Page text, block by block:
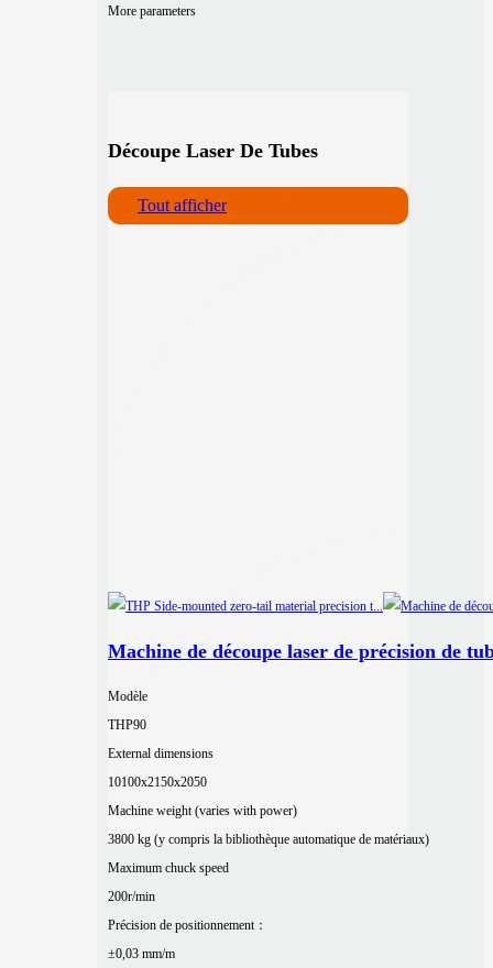
More parameters
Découpe Laser De Tubes
Tout afficher
Machine de découpe laser de précision de
Modèle
THP90
External dimensions
10100x2150x2050
Machine weight (varies with power)
3800 kg (y compris la bibliothèque automatique de matériaux)
Maximum chuck speed
200r/min
Précision de positionnement：
±0,03 mm/m